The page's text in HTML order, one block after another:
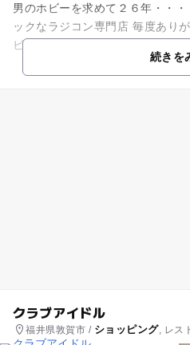
男のホビーを求めて２６年・・
ックなラジコン専門店 毎度ありがとうございます。 ”ナカヤホ
ビー福井”社長の中谷克次です。
続きを
クラブアイドル
福井県敦賀市 / ショッピング, レス